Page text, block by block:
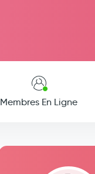
Membres En Ligne